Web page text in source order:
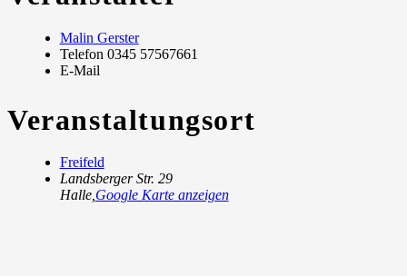
Malin Gerster
Telefon 0345 57567661
E-Mail
Veranstaltungsort
Freifeld
Landsberger Str. 29
Halle, Google Karte anzeigen